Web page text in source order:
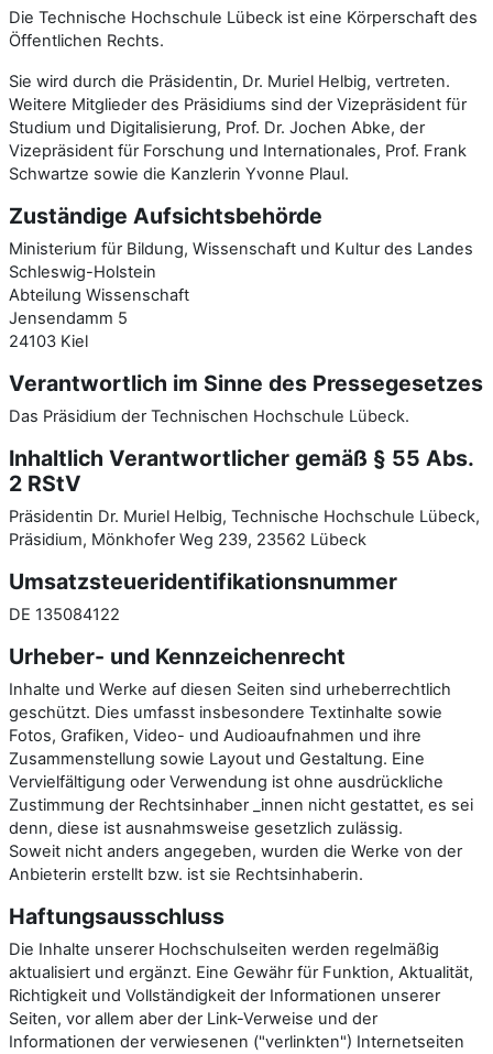
Die Technische Hochschule Lübeck ist eine Körperschaft des
Öffentlichen Rechts.
Sie wird durch die Präsidentin, Dr. Muriel Helbig, vertreten.
Weitere Mitglieder des Präsidiums sind der Vizepräsident für
Studium und Digitalisierung, Prof. Dr. Jochen Abke, der
Vizepräsident für Forschung und Internationales, Prof. Frank
Schwartze sowie die Kanzlerin Yvonne Plaul.
Zuständige Aufsichtsbehörde
Ministerium für Bildung, Wissenschaft und Kultur des Landes
Schleswig-Holstein
Abteilung Wissenschaft
Jensendamm 5
24103 Kiel
Verantwortlich im Sinne des Pressegesetzes
Das Präsidium der Technischen Hochschule Lübeck.
Inhaltlich Verantwortlicher gemäß § 55 Abs.
2 RStV
Präsidentin Dr. Muriel Helbig, Technische Hochschule Lübeck,
Präsidium, Mönkhofer Weg 239, 23562 Lübeck
Umsatzsteueridentifikationsnummer
DE 135084122
Urheber- und Kennzeichenrecht
Inhalte und Werke auf diesen Seiten sind urheberrechtlich
geschützt. Dies umfasst insbesondere Textinhalte sowie
Fotos, Grafiken, Video- und Audioaufnahmen und ihre
Zusammenstellung sowie Layout und Gestaltung. Eine
Vervielfältigung oder Verwendung ist ohne ausdrückliche
Zustimmung der Rechtsinhaber _innen nicht gestattet, es sei
denn, diese ist ausnahmsweise gesetzlich zulässig.
Soweit nicht anders angegeben, wurden die Werke von der
Anbieterin erstellt bzw. ist sie Rechtsinhaberin.
Haftungsausschluss
Die Inhalte unserer Hochschulseiten werden regelmäßig
aktualisiert und ergänzt. Eine Gewähr für Funktion, Aktualität,
Richtigkeit und Vollständigkeit der Informationen unserer
Seiten, vor allem aber der Link-Verweise und der
Informationen der verwiesenen ("verlinkten") Internetseiten